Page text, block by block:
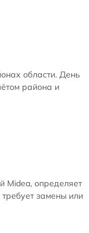
области. День
района и
Midea, определяет
замены или